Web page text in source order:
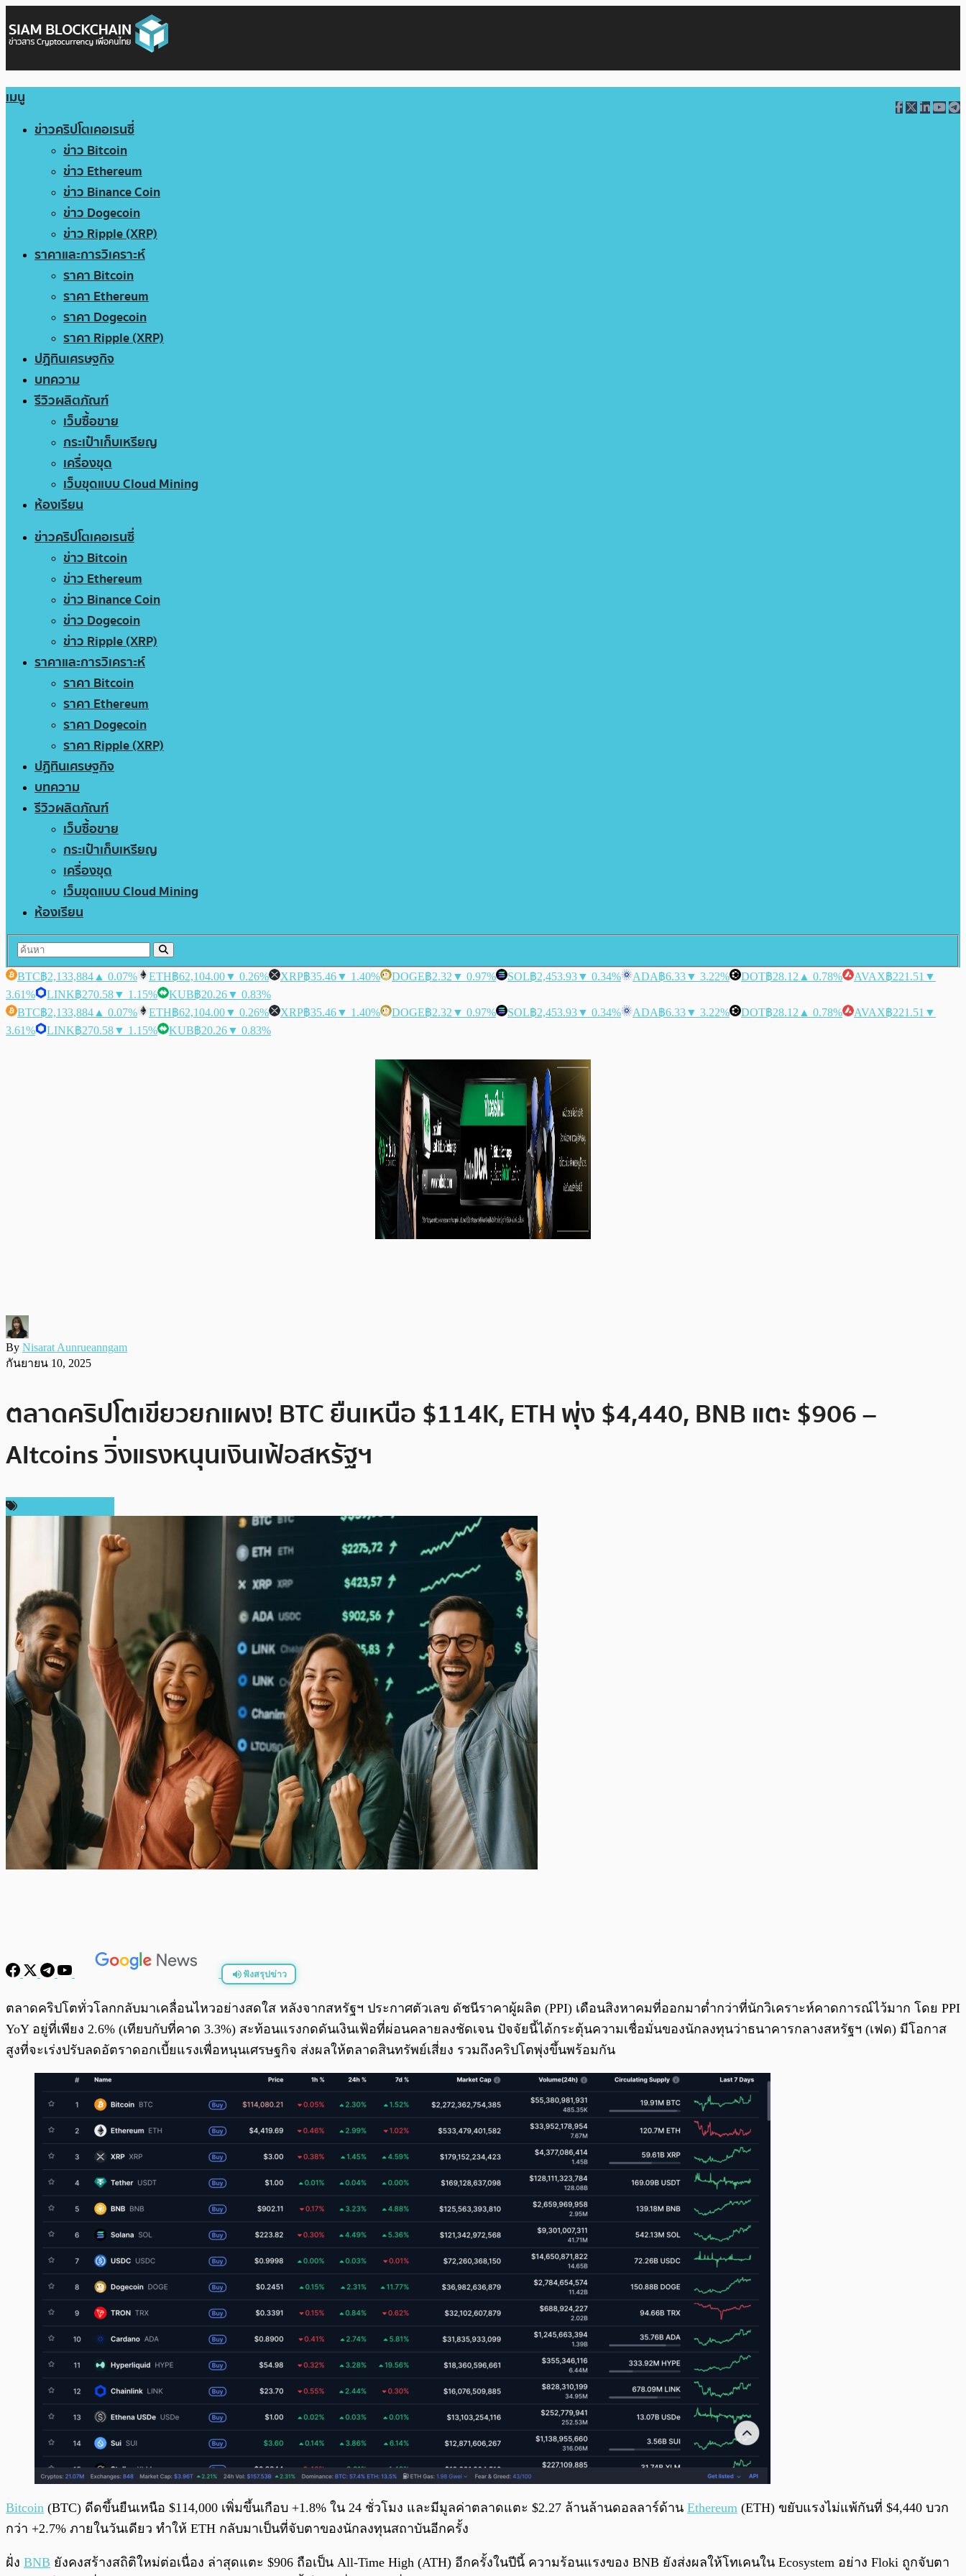
เมนู
ข่าวคริปโตเคอเรนซี่
ข่าว Bitcoin
ข่าว Ethereum
ข่าว Binance Coin
ข่าว Dogecoin
ข่าว Ripple (XRP)
ราคาและการวิเคราะห์
ราคา Bitcoin
ราคา Ethereum
ราคา Dogecoin
ราคา Ripple (XRP)
ปฏิทินเศรษฐกิจ
บทความ
รีวิวผลิตภัณฑ์
เว็บซื้อขาย
กระเป๋าเก็บเหรียญ
เครื่องขุด
เว็บขุดแบบ Cloud Mining
ห้องเรียน
ข่าวคริปโตเคอเรนซี่
ข่าว Bitcoin
ข่าว Ethereum
ข่าว Binance Coin
ข่าว Dogecoin
ข่าว Ripple (XRP)
ราคาและการวิเคราะห์
ราคา Bitcoin
ราคา Ethereum
ราคา Dogecoin
ราคา Ripple (XRP)
ปฏิทินเศรษฐกิจ
บทความ
รีวิวผลิตภัณฑ์
เว็บซื้อขาย
กระเป๋าเก็บเหรียญ
เครื่องขุด
เว็บขุดแบบ Cloud Mining
ห้องเรียน
BTC฿2,133,884 ▲ 0.07% ETH฿62,104.00▼ 0.26% XRP฿35.46▼ 1.40% DOGE฿2.32 ▼ 0.97% SOL฿2,453.93▼ 0.34% ADA฿6.33▼ 3.22% DOT฿28.12 ▲ 0.78% AVAX฿221.51 ▼
3.61%
LINK฿270.58▼ 1.15% KUB฿20.26▼ 0.83%
BTC฿2,133,884 ▲ 0.07% ETH฿62,104.00▼ 0.26% XRP฿35.46▼ 1.40% DOGE฿2.32 ▼ 0.97% SOL฿2,453.93▼ 0.34% ADA฿6.33▼ 3.22% DOT฿28.12 ▲ 0.78% AVAX฿221.51 ▼
3.61%
LINK฿270.58▼ 1.15% KUB฿20.26▼ 0.83%
By Nisarat Aunrueanngam
กันยายน 10, 2025
ตลาดคริปโตเขียวยกแผง! BTC ยืนเหนือ $114K, ETH พุ่ง $4,440, BNB แตะ $906 –
Altcoins วิ่งแรงหนุนเงินเฟ้อสหรัฐฯ
ฟังสรุปข่าว
พร้อมเล่น 0:00 /
ตลาดคริปโตทั่วโลกกลับมาเคลื่อนไหวอย่างสดใส หลังจากสหรัฐฯ ประกาศตัวเลข ดัชนีราคาผู้ผลิต (PPI) เดือนสิงหาคมที่ออกมาต่ำกว่าที่นักวิเคราะห์คาดการณ์ไว้มาก โดย PPI
YoY อยู่ที่เพียง 2.6% (เทียบกับที่คาด 3.3%) สะท้อนแรงกดดันเงินเฟ้อที่ผ่อนคลายลงชัดเจน ปัจจัยนี้ได้กระตุ้นความเชื่อมั่นของนักลงทุนว่าธนาคารกลางสหรัฐฯ (เฟด) มีโอกาส
สูงที่จะเร่งปรับลดอัตราดอกเบี้ยแรงเพื่อหนุนเศรษฐกิจ ส่งผลให้ตลาดสินทรัพย์เสี่ยง รวมถึงคริปโตพุ่งขึ้นพร้อมกัน
Bitcoin (BTC) ดีดขึ้นยืนเหนือ $114,000 เพิ่มขึ้นเกือบ +1.8% ใน 24 ชั่วโมง และมีมูลค่าตลาดแตะ $2.27 ล้านล้านดอลลาร์ด้าน Ethereum (ETH) ขยับแรงไม่แพ้กันที่ $4,440 บวก
กว่า +2.7% ภายในวันเดียว ทำให้ ETH กลับมาเป็นที่จับตาของนักลงทุนสถาบันอีกครั้ง
ฝั่ง BNB ยังคงสร้างสถิติใหม่ต่อเนื่อง ล่าสุดแตะ $906 ถือเป็น All-Time High (ATH) อีกครั้งในปีนี้ ความร้อนแรงของ BNB ยังส่งผลให้โทเคนใน Ecosystem อย่าง Floki ถูกจับตา